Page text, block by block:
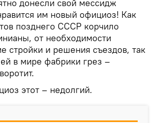
донесли свой мессидж
им новый официоз! Как
позднего СССР корчило
от необходимости
стройки и решения съездов, так
в мире фабрики грез –
этот – недолгий.